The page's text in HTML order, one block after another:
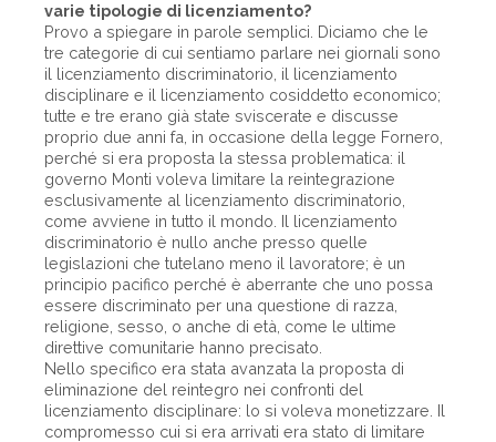
varie tipologie di licenziamento?
Provo a spiegare in parole semplici. Diciamo che le
tre categorie di cui sentiamo parlare nei giornali sono
il licenziamento discriminatorio, il licenziamento
disciplinare e il licenziamento cosiddetto economico;
tutte e tre erano già state sviscerate e discusse
proprio due anni fa, in occasione della legge Fornero,
perché si era proposta la stessa problematica: il
governo Monti voleva limitare la reintegrazione
esclusivamente al licenziamento discriminatorio,
come avviene in tutto il mondo. Il licenziamento
discriminatorio è nullo anche presso quelle
legislazioni che tutelano meno il lavoratore; è un
principio pacifico perché è aberrante che uno possa
essere discriminato per una questione di razza,
religione, sesso, o anche di età, come le ultime
direttive comunitarie hanno precisato.
Nello specifico era stata avanzata la proposta di
eliminazione del reintegro nei confronti del
licenziamento disciplinare: lo si voleva monetizzare. Il
compromesso cui si era arrivati era stato di limitare